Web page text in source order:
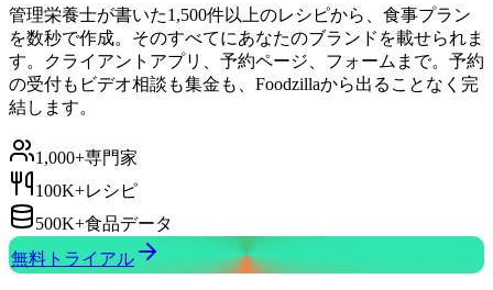
管理栄養士が書いた1,500件以上のレシピから、食事プラン
を数秒で作成。そのすべてにあなたのブランドを載せられま
す。クライアントアプリ、予約ページ、フォームまで。予約
の受付もビデオ相談も集金も、Foodzillaから出ることなく完
結します。
1,000+専門家
100K+レシピ
500K+食品データ
無料トライアル